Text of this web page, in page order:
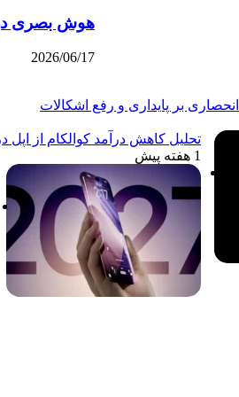
هوش بصری در آی‌او‌اس ۱۷:
2026/06/17
تحلیل کاهش درآمد کوالکام از
1 هفته پیش